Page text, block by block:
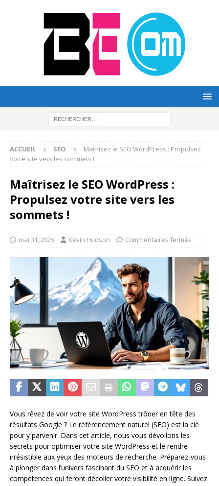
ACCUEIL SEO
Maîtrisez le SEO WordPress : Propulsez
votre site vers les sommets !
Maîtrisez le SEO WordPress :
Propulsez votre site vers les
sommets !
mai 31, 2025 Kevin Hudson Commentaires fermés
Vous rêvez de voir votre site WordPress trôner en tête des
résultats Google ? Le référencement naturel (SEO) est la clé
pour y parvenir. Dans cet article, nous vous dévoilons les
secrets pour optimiser votre site WordPress et le rendre
irrésistible aux yeux des moteurs de recherche. Préparez-vous
à plonger dans l’univers fascinant du SEO et à acquérir les
compétences qui feront décoller votre visibilité en ligne. Suivez